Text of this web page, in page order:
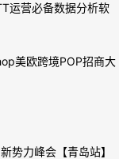
运营必备数据分析软
美欧跨境POP招商大
力峰会【青岛站】